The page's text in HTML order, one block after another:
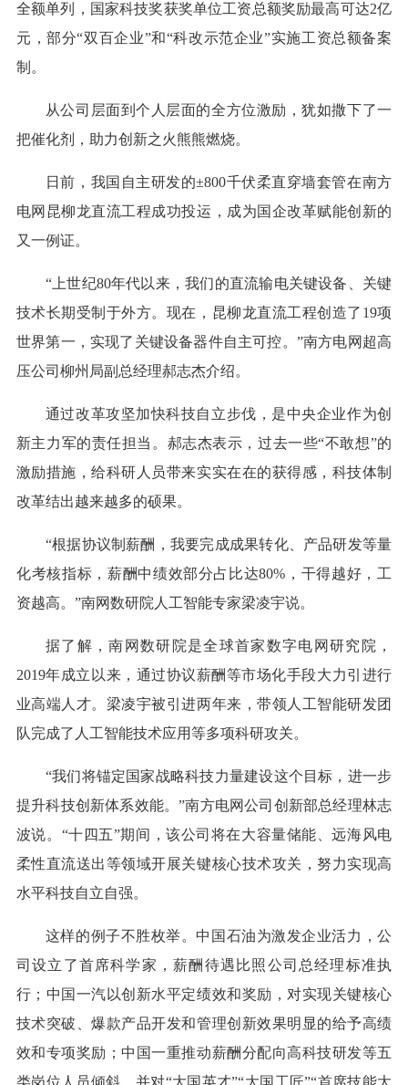
全额单列，国家科技奖获奖单位工资总额奖励最高可达2亿
元，部分“双百企业”和“科改示范企业”实施工资总额备案
制。
从公司层面到个人层面的全方位激励，犹如撒下了一
把催化剂，助力创新之火熊熊燃烧。
日前，我国自主研发的±800千伏柔直穿墙套管在南方
电网昆柳龙直流工程成功投运，成为国企改革赋能创新的
又一例证。
“上世纪80年代以来，我们的直流输电关键设备、关键
技术长期受制于外方。现在，昆柳龙直流工程创造了19项
世界第一，实现了关键设备器件自主可控。”南方电网超高
压公司柳州局副总经理郝志杰介绍。
通过改革攻坚加快科技自立步伐，是中央企业作为创
新主力军的责任担当。郝志杰表示，过去一些“不敢想”的
激励措施，给科研人员带来实实在在的获得感，科技体制
改革结出越来越多的硕果。
“根据协议制薪酬，我要完成成果转化、产品研发等量
化考核指标，薪酬中绩效部分占比达80%，干得越好，工
资越高。”南网数研院人工智能专家梁凌宇说。
据了解，南网数研院是全球首家数字电网研究院，
2019年成立以来，通过协议薪酬等市场化手段大力引进行
业高端人才。梁凌宇被引进两年来，带领人工智能研发团
队完成了人工智能技术应用等多项科研攻关。
“我们将锚定国家战略科技力量建设这个目标，进一步
提升科技创新体系效能。”南方电网公司创新部总经理林志
波说。“十四五”期间，该公司将在大容量储能、远海风电
柔性直流送出等领域开展关键核心技术攻关，努力实现高
水平科技自立自强。
这样的例子不胜枚举。中国石油为激发企业活力，公
司设立了首席科学家，薪酬待遇比照公司总经理标准执
行；中国一汽以创新水平定绩效和奖励，对实现关键核心
技术突破、爆款产品开发和管理创新效果明显的给予高绩
效和专项奖励；中国一重推动薪酬分配向高科技研发等五